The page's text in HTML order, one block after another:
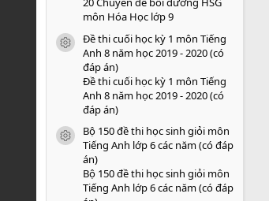
môn Hóa Học lớp 9
icon tài liệu
Đề thi cuối học kỳ 1 môn Tiếng
Anh 8 năm học 2019 - 2020 (có
đáp án)
Đề thi cuối học kỳ 1 môn Tiếng
Anh 8 năm học 2019 - 2020 (có
đáp án)
icon tài liệu
Bộ 150 đề thi học sinh giỏi môn
Tiếng Anh lớp 6 các năm (có đáp
án)
Bộ 150 đề thi học sinh giỏi môn
Tiếng Anh lớp 6 các năm (có đáp